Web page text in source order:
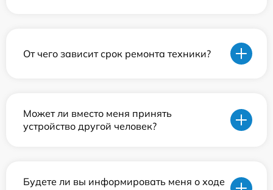
От чего зависит срок ремонта техники?
Может ли вместо меня принять
устройство другой человек?
Будете ли вы информировать меня о ходе